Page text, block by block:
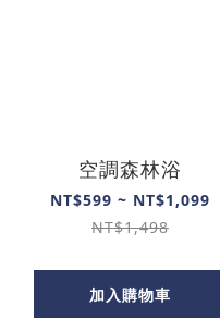
空調森林浴
NT$599 ~ NT$1,099
NT$1,498
加入購物車